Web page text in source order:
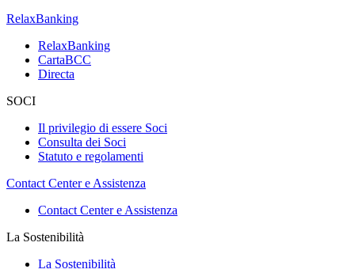
RelaxBanking
RelaxBanking
CartaBCC
Directa
SOCI
Il privilegio di essere Soci
Consulta dei Soci
Statuto e regolamenti
Contact Center e Assistenza
Contact Center e Assistenza
La Sostenibilità
La Sostenibilità